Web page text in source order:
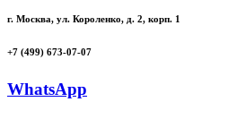
г. Москва, ул. Короленко, д. 2, корп. 1
+7 (499) 673-07-07
WhatsApp